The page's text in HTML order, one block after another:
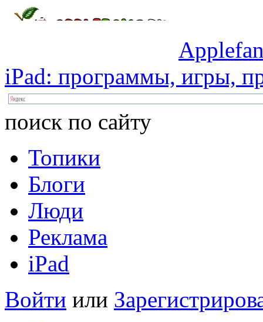
iPad: программы, игры,
поиск по сайту
Топики
Блоги
Люди
Реклама
iPad
Войти или